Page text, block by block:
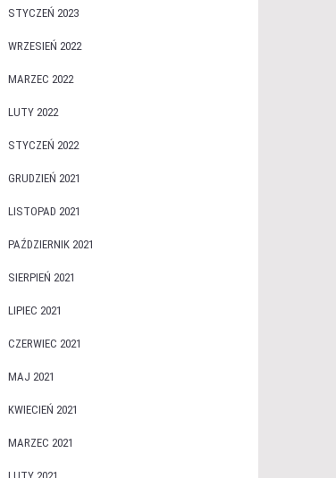
STYCZEŃ 2023
WRZESIEŃ 2022
MARZEC 2022
LUTY 2022
STYCZEŃ 2022
GRUDZIEŃ 2021
LISTOPAD 2021
PAŹDZIERNIK 2021
SIERPIEŃ 2021
LIPIEC 2021
CZERWIEC 2021
MAJ 2021
KWIECIEŃ 2021
MARZEC 2021